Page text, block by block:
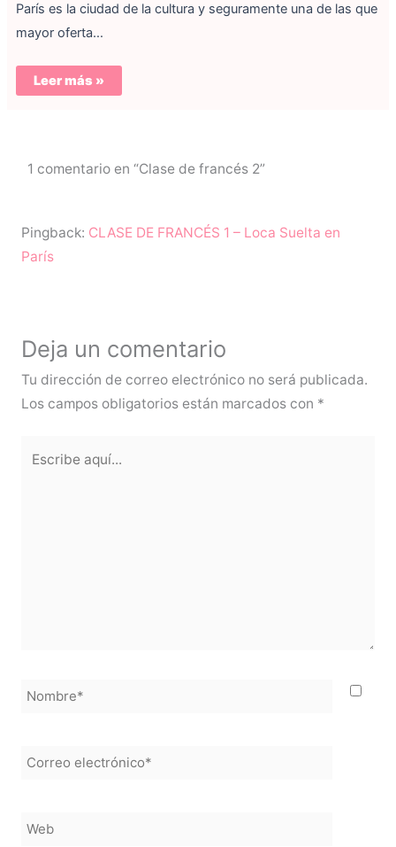
París es la ciudad de la cultura y seguramente una de las que
mayor oferta…
Leer más »
1 comentario en “Clase de francés 2”
Pingback: CLASE DE FRANCÉS 1 – Loca Suelta en
París
Deja un comentario
Tu dirección de correo electrónico no será publicada.
Los campos obligatorios están marcados con *
Nombre*
Correo
Web